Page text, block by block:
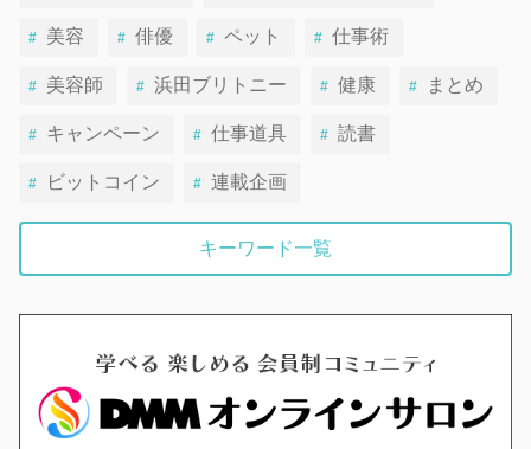
美容 俳優 ペット 仕事術
美容師 浜田ブリトニー 健康 まとめ
キャンペーン 仕事道具 読書
ビットコイン 連載企画
キーワード一覧